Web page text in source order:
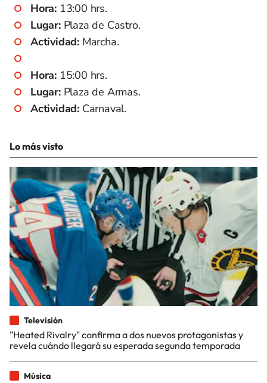
Hora: 13:00 hrs.
Lugar:Plaza de Castro.
Actividad: Marcha.
Hora: 15:00 hrs.
Lugar:Plaza de Armas.
Actividad: Carnaval.
Lo más visto
Televisión
"Heated Rivalry" confirma a dos nuevos protagonistas y
revela cuándo llegará su esperada segunda temporada
Música